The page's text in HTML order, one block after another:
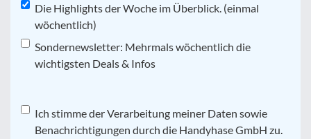
Die Highlights der Woche im Überblick. (einmal
wöchentlich)
Sondernewsletter: Mehrmals wöchentlich die
wichtigsten Deals & Infos
Datenschutz*
Ich stimme der Verarbeitung meiner Daten sowie
Benachrichtigungen durch die Handyhase GmbH zu.